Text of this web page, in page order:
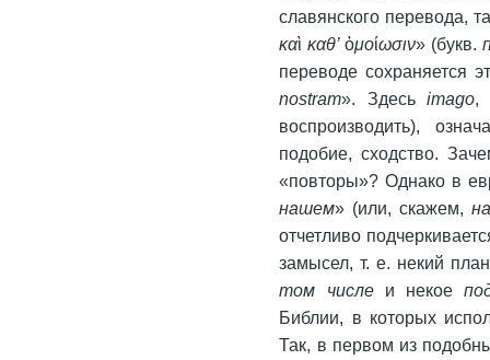
славянского перевода,
καὶκαθ’ὁμοίωσιν» (букв.
переводе сохраняется
nostram». Здесь imago,
воспроизводить),
подобие, сходство.
«повторы»? Однако в
нашем» (или, скажем,
отчетливо
замысел, т. е. некий
том числеи некое
Библии, в которых
Так, в первом из